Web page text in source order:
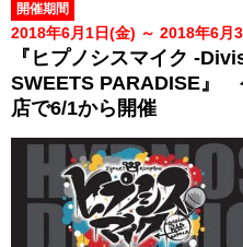
開催期間
2018年6月1日(金) ～ 2018年6月
『ヒプノシスマイク -
SWEETS PARADISE』
店で6/1から開催